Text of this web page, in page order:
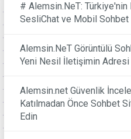
# Alemsin.NeT: Türkiye'nin
SesliChat ve Mobil
Alemsin.NeT Görüntülü
Yeni Nesil İletişimin Adresi
Alemsin.net Güvenlik
Katılmadan Önce Sohbet
Edin